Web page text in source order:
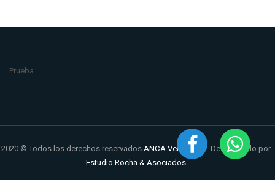
Prueba
2020 © Todos los derechos reservados ANCA Ventilación. Desarrollado por
Estudio Rocha & Asociados